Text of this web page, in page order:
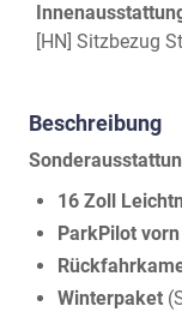
[HN] Sitzbezug
Beschreibung
16 Zoll
ParkPilot
Winterpaket